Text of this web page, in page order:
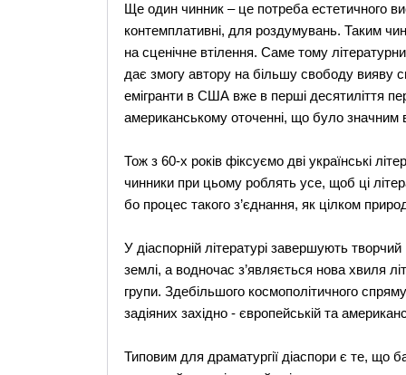
Ще один чинник – це потреба естетичного
контемплативні, для роздумувань. Таким
на сценічне втілення. Саме тому
дає змогу автору на більшу свободу вияву
емігранти в США вже в перші десятиліття
американському оточенні, що було значним
Тож з 60-х років фіксуємо дві українські
чинники при цьому роблять усе, щоб ці
бо процес такого з’єднання, як цілком
У діаспорній літературі завершують
землі, а водночас з’являється нова хвиля
групи. Здебільшого космополітичного
задіяних західно - європейській та
Типовим для драматургії діаспори є те, що